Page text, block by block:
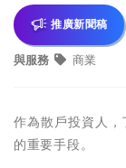
推廣新聞稿
與服務 商業
作為散戶投資人
的重要手段。